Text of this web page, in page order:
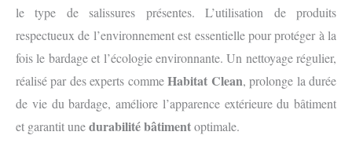
le type de salissures présentes. L’utilisation de produits
respectueux de l’environnement est essentielle pour protéger à la
fois le bardage et l’écologie environnante. Un nettoyage régulier,
réalisé par des experts commeHabitat Clean, prolonge la durée
de vie du bardage, améliore l’apparence extérieure du bâtiment
et garantit unedurabilité bâtimentoptimale.